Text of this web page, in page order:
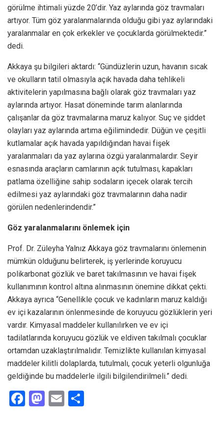
görülme ihtimali yüzde 20’dir. Yaz aylarında göz travmaları
artıyor. Tüm göz yaralanmalarında olduğu gibi yaz aylarındaki
yaralanmalar en çok erkekler ve çocuklarda görülmektedir.”
dedi.
Akkaya şu bilgileri aktardı: “Gündüzlerin uzun, havanın sıcak
ve okulların tatil olmasıyla açık havada daha tehlikeli
aktivitelerin yapılmasına bağlı olarak göz travmaları yaz
aylarında artıyor. Hasat döneminde tarım alanlarında
çalışanlar da göz travmalarına maruz kalıyor. Suç ve şiddet
olayları yaz aylarında artıma eğilimindedir. Düğün ve çeşitli
kutlamalar açık havada yapıldığından havai fişek
yaralanmaları da yaz aylarına özgü yaralanmalardır. Seyir
esnasında araçların camlarının açık tutulması, kapakları
patlama özelliğine sahip sodaların içecek olarak tercih
edilmesi yaz aylarındaki göz travmalarının daha nadir
görülen nedenlerindendir.”
Göz yaralanmalarını önlemek için
Prof. Dr. Züleyha Yalnız Akkaya göz travmalarını önlemenin
mümkün olduğunu belirterek, iş yerlerinde koruyucu
polikarbonat gözlük ve baret takılmasının ve havai fişek
kullanımının kontrol altına alınmasının önemine dikkat çekti.
Akkaya ayrıca “Genellikle çocuk ve kadınların maruz kaldığı
ev içi kazalarının önlenmesinde de koruyucu gözlüklerin yeri
vardır. Kimyasal maddeler kullanılırken ve ev içi
tadilatlarında koruyucu gözlük ve eldiven takılmalı çocuklar
ortamdan uzaklaştırılmalıdır. Temizlikte kullanılan kimyasal
maddeler kilitli dolaplarda, tutulmalı, çocuk yeterli olgunluğa
geldiğinde bu maddelerle ilgili bilgilendirilmeli.” dedi.
F
M E